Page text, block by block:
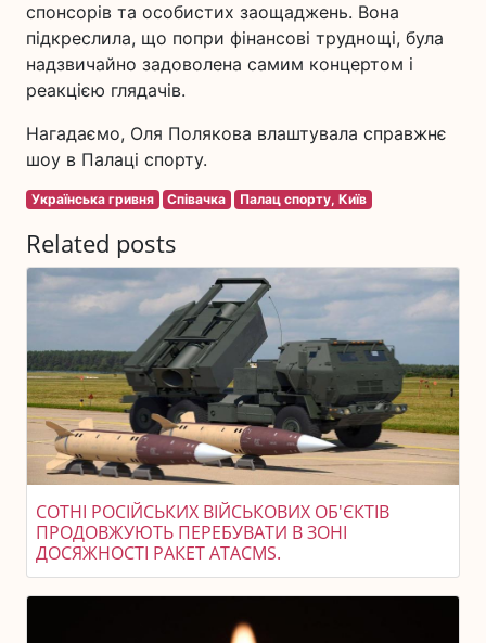
спонсорів та особистих заощаджень. Вона
підкреслила, що попри фінансові труднощі, була
надзвичайно задоволена самим концертом і
реакцією глядачів.
Нагадаємо, Оля Полякова влаштувала справжнє
шоу в Палаці спорту.
Українська гривня Співачка Палац спорту, Київ
Related posts
СОТНІ РОСІЙСЬКИХ ВІЙСЬКОВИХ ОБ'ЄКТІВ
ПРОДОВЖУЮТЬ ПЕРЕБУВАТИ В ЗОНІ
ДОСЯЖНОСТІ РАКЕТ ATACMS.